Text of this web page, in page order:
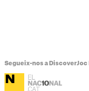
Segueix-nos a DiscoverJoc